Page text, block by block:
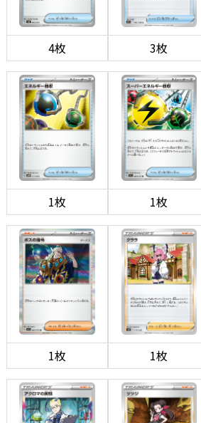
4枚 3枚
1枚 1枚
1枚 1枚